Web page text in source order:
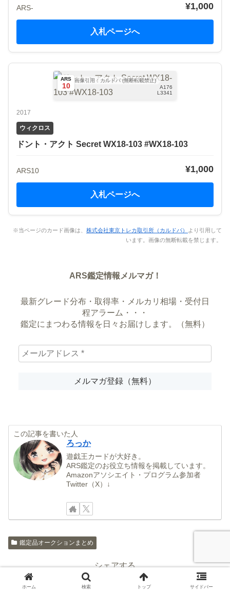
ARS- ¥1,000
入札ページへ
ARS
10
A176
L3341
画像引用：カルドバ (無断転載禁止)
2017
ウィクロス
ドント・アクト Secret WX18-103 #WX18-103
ARS10 ¥1,000
入札ページへ
※当ページのカード画像は、 株式会社東京トレカ取引所（カルドバ）
より引用して
います。画像の無断転載を禁じます。
ARS鑑定情報メルマガ！
最新グレード分布・取得率・メルカリ相場・受付日
程アラーム・・・
鑑定にまつわる情報を日々お届けします。（無料）
この記事を書いた人
ろっか
遊戯王カードが大好き。
ARS鑑定のお役立ち情報を掲載しています。
Amazonアソシエイト・プログラム参加者
Twitter（X）↓
鑑定品オークションまとめ
シェアする
はてブ
ホーム 検索 トップ サイドバー